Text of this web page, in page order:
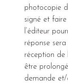
photocopie
signé et
l’éditeur
réponse
réception de
être
demande et/